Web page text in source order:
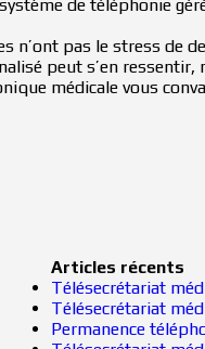
de téléphonie
n’ont pas le stress
peut s’en
médicale vous
Articles récents
Télésecrétariat
Télésecrétariat
Permanence